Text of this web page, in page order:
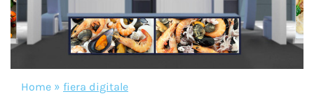
Home » fiera digitale